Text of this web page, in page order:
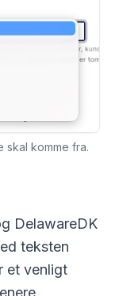
komme fra.
DelawareDK
teksten
et venligt